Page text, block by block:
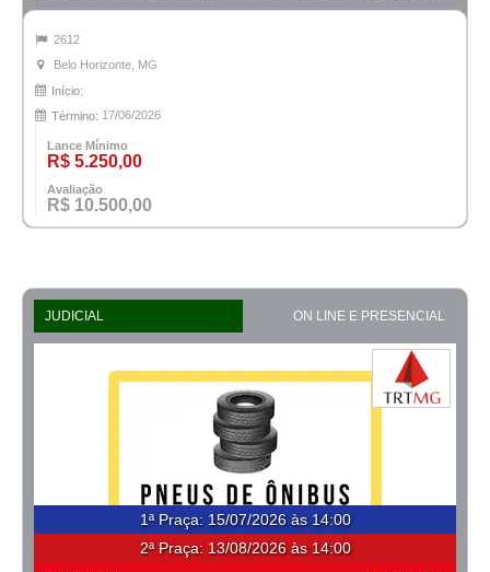
2612
Belo Horizonte, MG
Início:
Término: 17/06/2026
Lance Mínimo
R$ 5.250,00
Avaliação
R$ 10.500,00
JUDICIAL ON LINE E PRESENCIAL
1ª Praça: 15/07/2026 às 14:00
2ª Praça: 13/08/2026 às 14:00